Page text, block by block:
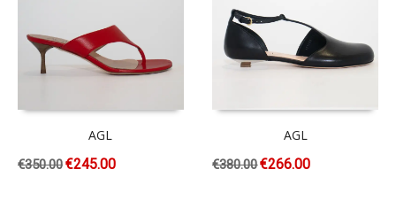
AGL
€350.00€245.00
AGL
€380.00€266.00